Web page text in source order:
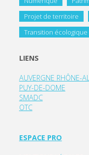
Projet de territoire
Transition écologique
LIENS
AUVERGNE RHÔNE-
PUY-DE-DOME
SMADC
OTC
ESPACE PRO